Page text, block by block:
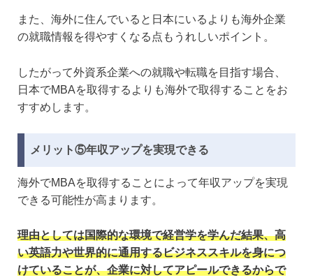
また、海外に住んでいると日本にいるよりも海外企業
の就職情報を得やすくなる点もうれしいポイント。
したがって外資系企業への就職や転職を目指す場合、
日本でMBAを取得するよりも海外で取得することをお
すすめします。
メリット⑤年収アップを実現できる
海外でMBAを取得することによって年収アップを実現
できる可能性が高まります。
理由としては国際的な環境で経営学を学んだ結果、高
い英語力や世界的に通用するビジネススキルを身につ
けていることが、企業に対してアピールできるからで